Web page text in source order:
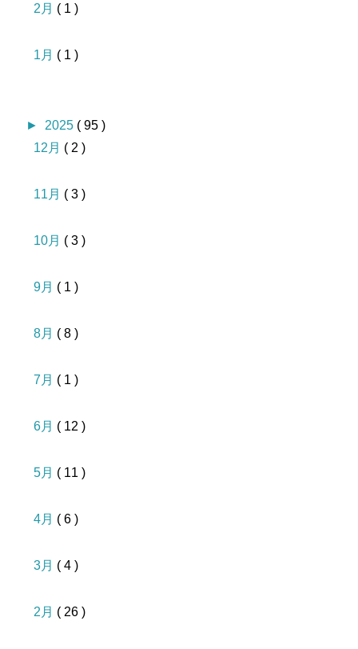
2月 ( 1 )
1月 ( 1 )
► 2025 ( 95 )
12月 ( 2 )
11月 ( 3 )
10月 ( 3 )
9月 ( 1 )
8月 ( 8 )
7月 ( 1 )
6月 ( 12 )
5月 ( 11 )
4月 ( 6 )
3月 ( 4 )
2月 ( 26 )